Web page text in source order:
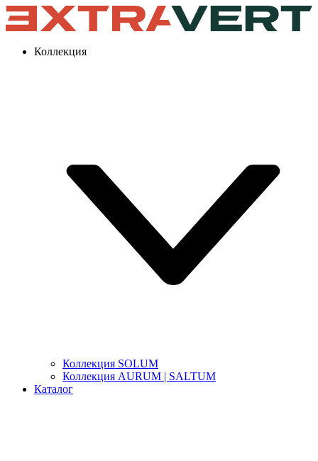
Коллекция
Коллекция SOLUM
Коллекция AURUM | SALTUM
Каталог